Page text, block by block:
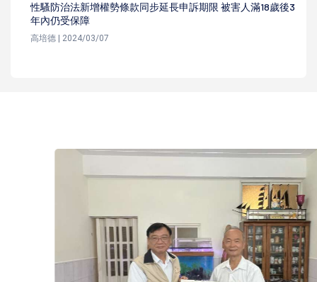
性騷防治法新增權勢條款同步延長申訴期限 被害人滿18歲後3
年內仍受保障
高培德 | 2024/03/07